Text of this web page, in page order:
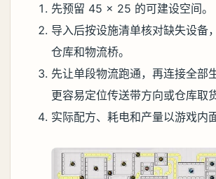
先预留 45 × 25 的可建设空间。
导入后按设施清单核对缺失设备
仓库和物流桥。
先让单段物流跑通，再连接全部
更容易定位传送带方向或仓库取
实际配方、耗电和产量以游戏内